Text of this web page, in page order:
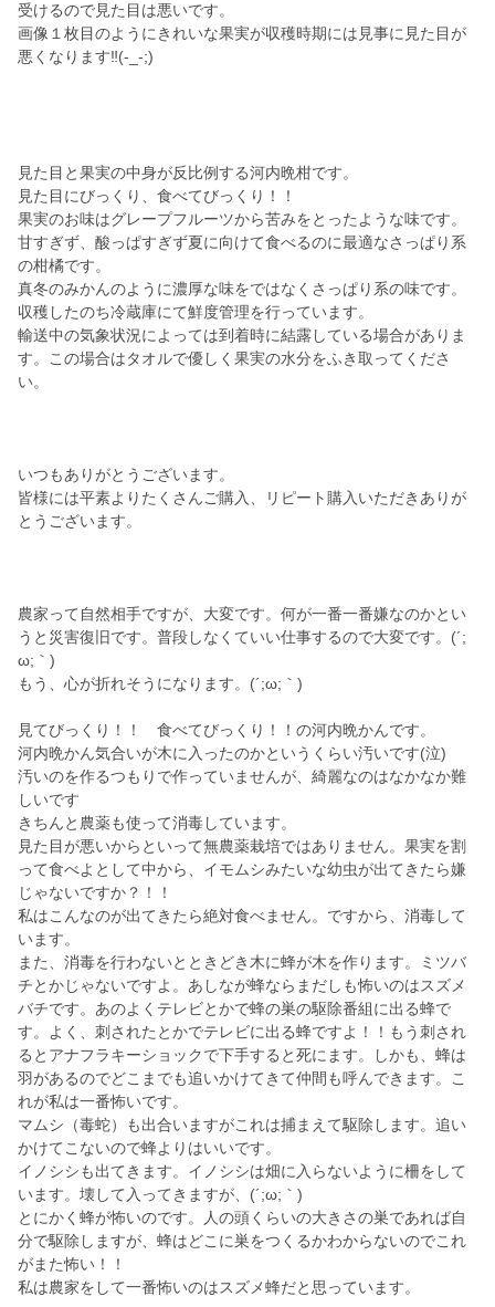
受けるので見た目は悪いです。
画像１枚目のようにきれいな果実が収穫時期には見事に見た目が
悪くなります‼️(-_-;)
見た目と果実の中身が反比例する河内晩柑です。
見た目にびっくり、食べてびっくり！！
果実のお味はグレープフルーツから苦みをとったような味です。
甘すぎず、酸っぱすぎず夏に向けて食べるのに最適なさっぱり系
の柑橘です。
真冬のみかんのように濃厚な味をではなくさっぱり系の味です。
収穫したのち冷蔵庫にて鮮度管理を行っています。
輸送中の気象状況によっては到着時に結露している場合がありま
す。この場合はタオルで優しく果実の水分をふき取ってくださ
い。
いつもありがとうございます。
皆様には平素よりたくさんご購入、リピート購入いただきありが
とうございます。
農家って自然相手ですが、大変です。何が一番一番嫌なのかとい
うと災害復旧です。普段しなくていい仕事するので大変です。(´;
ω;｀)
もう、心が折れそうになります。(´;ω;｀)
見てびっくり！！ 食べてびっくり！！の河内晩かんです。
河内晩かん気合いが木に入ったのかというくらい汚いです(泣)
汚いのを作るつもりで作っていませんが、綺麗なのはなかなか難
しいです
きちんと農薬も使って消毒しています。
見た目が悪いからといって無農薬栽培ではありません。果実を割
って食べよとして中から、イモムシみたいな幼虫が出てきたら嫌
じゃないですか？！！
私はこんなのが出てきたら絶対食べません。ですから、消毒して
います。
また、消毒を行わないとときどき木に蜂が木を作ります。ミツバ
チとかじゃないですよ。あしなが蜂ならまだしも怖いのはスズメ
バチです。あのよくテレビとかで蜂の巣の駆除番組に出る蜂で
す。よく、刺されたとかでテレビに出る蜂ですよ！！もう刺され
るとアナフラキーショックで下手すると死にます。しかも、蜂は
羽があるのでどこまでも追いかけてきて仲間も呼んできます。こ
れが私は一番怖いです。
マムシ（毒蛇）も出合いますがこれは捕まえて駆除します。追い
かけてこないので蜂よりはいいです。
イノシシも出てきます。イノシシは畑に入らないように柵をして
います。壊して入ってきますが、(´;ω;｀)
とにかく蜂が怖いのです。人の頭くらいの大きさの巣であれば自
分で駆除しますが、蜂はどこに巣をつくるかわからないのでこれ
がまた怖い！！
私は農家をして一番怖いのはスズメ蜂だと思っています。